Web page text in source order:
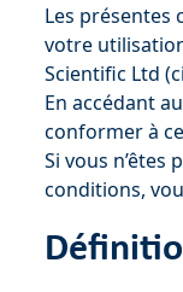
Les présentes
votre
Scientific Ltd
En accédant
conformer à
Si vous n’êtes
conditions,